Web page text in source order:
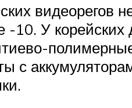
видеорегов
-10. У
с